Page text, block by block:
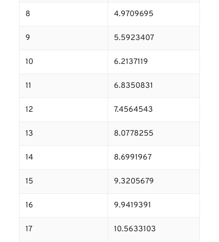
8 4.9709695
9 5.5923407
10 6.2137119
11 6.8350831
12 7.4564543
13 8.0778255
14 8.6991967
15 9.3205679
16 9.9419391
17 10.5633103